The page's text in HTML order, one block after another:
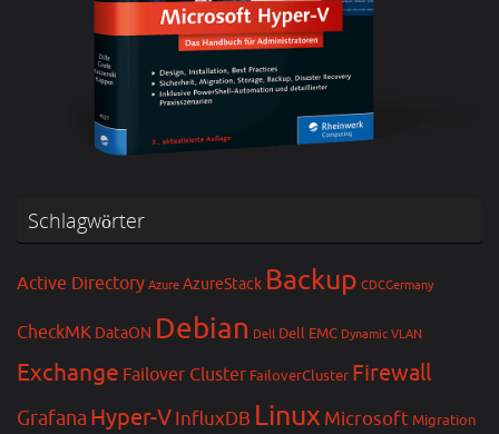
Schlagwörter
Active Directory Azure AzureStack Backup CDCGermany
CheckMK DataON Debian Dell Dell EMC Dynamic VLAN
Exchange Failover Cluster FailoverCluster Firewall
Grafana Hyper-VInfluxDB Linux Microsoft Migration